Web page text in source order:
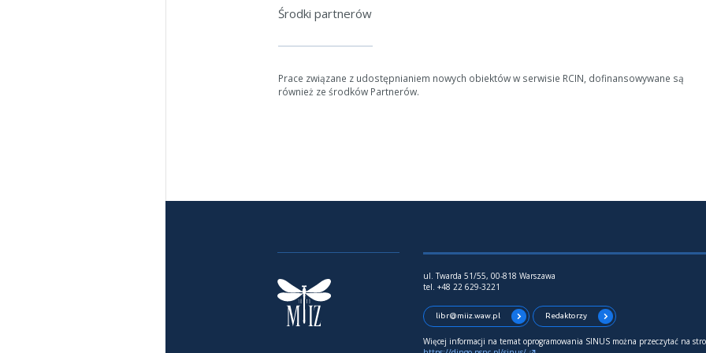
Środki partnerów
Prace związane z udostępnianiem nowych obiektów w serwisie RCIN, dofinansowywane są
również ze środków Partnerów.
ul. Twarda 51/55, 00-818 Warszawa
tel. +48 22 629-3221
libr@miiz.waw.pl Redaktorzy
Więcej informacji na temat oprogramowania SINUS można przeczytać na